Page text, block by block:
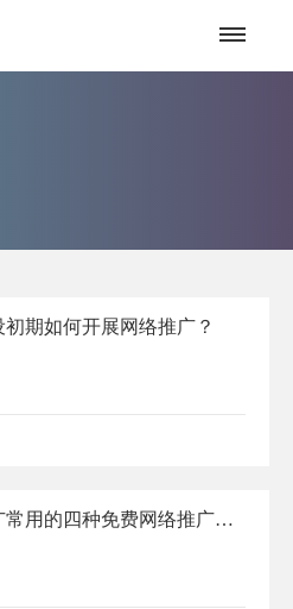
期如何开展网络推广？
企业网站推广常用的四种免费网络推广方式